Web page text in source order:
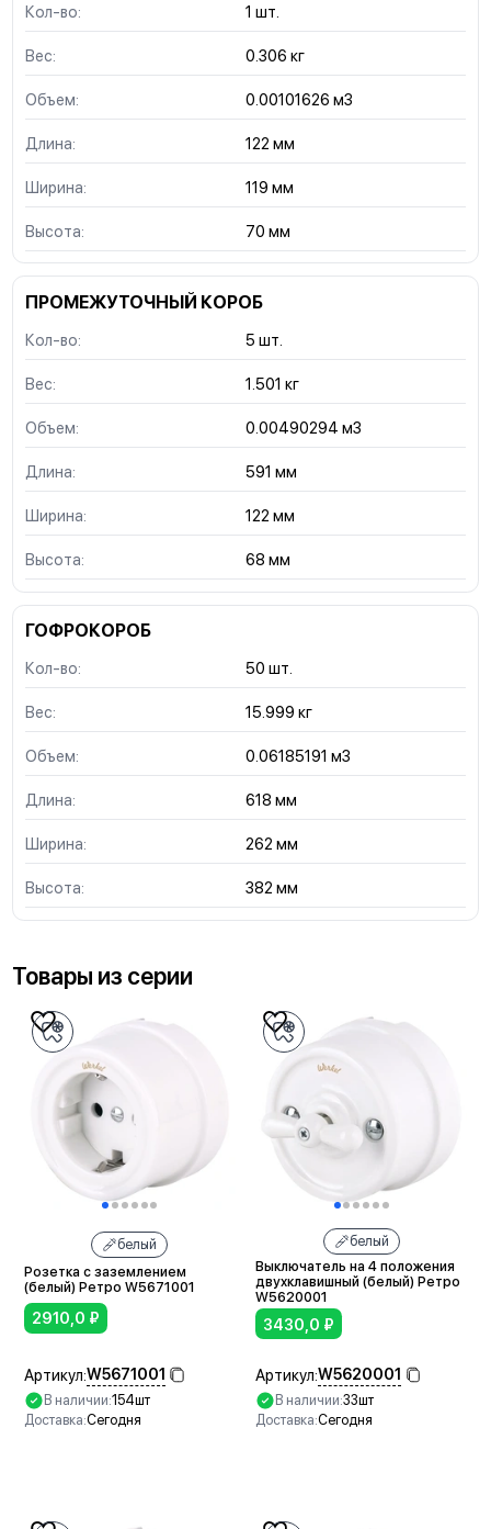
Кол-во: 1 шт.
Вес: 0.306 кг
Объем: 0.00101626 м3
Длина: 122 мм
Ширина: 119 мм
Высота: 70 мм
ПРОМЕЖУТОЧНЫЙ КОРОБ
Кол-во: 5 шт.
Вес: 1.501 кг
Объем: 0.00490294 м3
Длина: 591 мм
Ширина: 122 мм
Высота: 68 мм
ГОФРОКОРОБ
Кол-во: 50 шт.
Вес: 15.999 кг
Объем: 0.06185191 м3
Длина: 618 мм
Ширина: 262 мм
Высота: 382 мм
Товары из серии
белый
Розетка с заземлением
(белый) Ретро W5671001
2910,0 ₽
Артикул:W5671001
В наличии:154шт
Доставка:Сегодня
белый
Выключатель на 4 положения
двухклавишный (белый) Ретро
W5620001
3430,0 ₽
Артикул:W5620001
В наличии:33шт
Доставка:Сегодня